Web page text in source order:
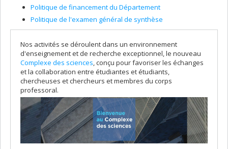
Politique de financement du Département
Politique de l'examen général de synthèse
Nos activités se déroulent dans un environnement
d'enseignement et de recherche exceptionnel, le nouveau
Complexe des sciences, conçu pour favoriser les échanges
et la collaboration entre étudiantes et étudiants,
chercheuses et chercheurs et membres du corps
professoral.